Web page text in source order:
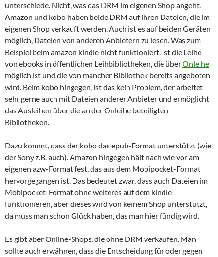
unterschiede. Nicht, was das DRM im eigenen Shop angeht.
Amazon und kobo haben beide DRM auf ihren Dateien, die im
eigenen Shop verkauft werden. Auch ist es auf beiden Geräten
möglich, Dateien von anderen Anbietern zu lesen. Was zum
Beispiel beim amazon kindle nicht funktioniert, ist die Leihe
von ebooks in öffentlichen Leihbibliotheken, die überOnleihe
möglich ist und die von mancher Bibliothek bereits angeboten
wird. Beim kobo hingegen, ist das kein Problem, der arbeitet
sehr gerne auch mit Dateien anderer Anbieter und ermöglicht
das Ausleihen über die an der Onleihe beteiligten
Bibliotheken.
Dazu kommt, dass der kobo das epub-Format unterstützt (wie
der Sony z.B. auch). Amazon hingegen hält nach wie vor am
eigenen azw-Format fest, das aus dem Mobipocket-Format
hervorgegangen ist. Das bedeutet zwar, dass auch Dateien im
Mobipocket-Format ohne weiteres auf dem kindle
funktionieren, aber dieses wird von keinem Shop unterstützt,
da muss man schon Glück haben, das man hier fündig wird.
Es gibt aber Online-Shops, die ohne DRM verkaufen. Man
sollte auch erwähnen, dass die Entscheidung für oder gegen